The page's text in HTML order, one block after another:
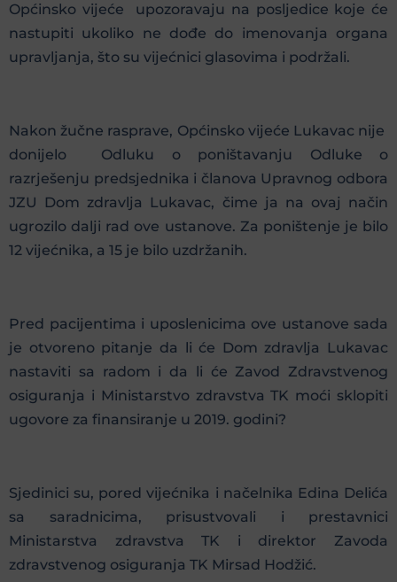
Općinsko vijeće upozoravaju na posljedice koje će
nastupiti ukoliko ne dođe do imenovanja organa
upravljanja, što su vijećnici glasovima i podržali.
Nakon žučne rasprave, Općinsko vijeće Lukavac nije
donijelo Odluku o poništavanju Odluke o
razrješenju predsjednika i članova Upravnog odbora
JZU Dom zdravlja Lukavac, čime ja na ovaj način
ugrozilo dalji rad ove ustanove. Za poništenje je bilo
12 vijećnika, a 15 je bilo uzdržanih.
Pred pacijentima i uposlenicima ove ustanove sada
je otvoreno pitanje da li će Dom zdravlja Lukavac
nastaviti sa radom i da li će Zavod Zdravstvenog
osiguranja i Ministarstvo zdravstva TK moći sklopiti
ugovore za finansiranje u 2019. godini?
Sjedinici su, pored vijećnika i načelnika Edina Delića
sa saradnicima, prisustvovali i prestavnici
Ministarstva zdravstva TK i direktor Zavoda
zdravstvenog osiguranja TK Mirsad Hodžić.